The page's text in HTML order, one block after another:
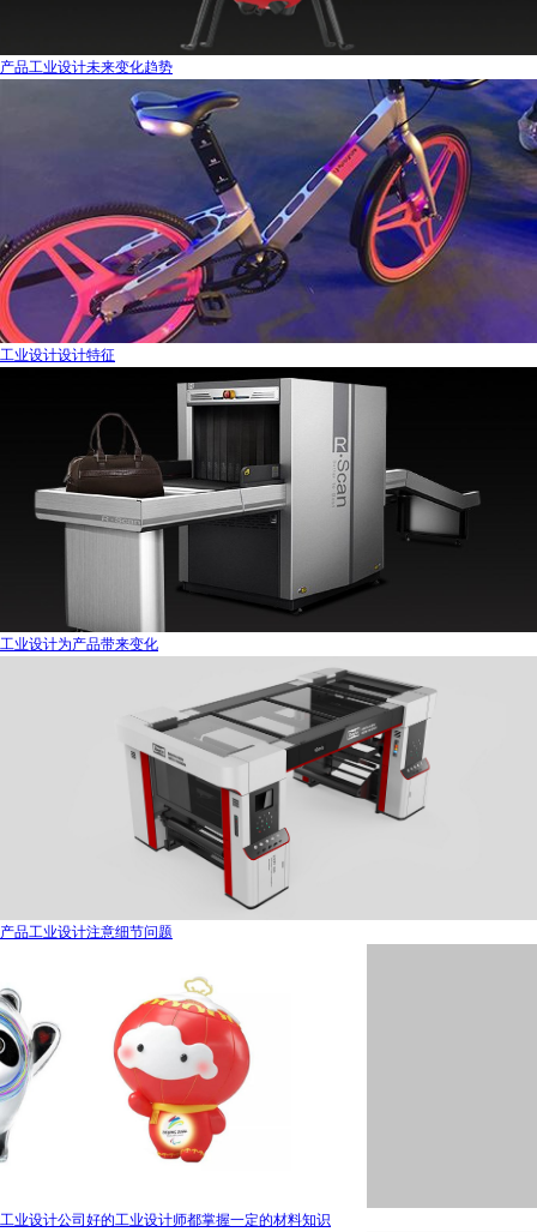
产品工业设计未来变化趋势
工业设计设计特征
工业设计为产品带来变化
产品工业设计注意细节问题
工业设计公司好的工业设计师都掌握一定的材料知识